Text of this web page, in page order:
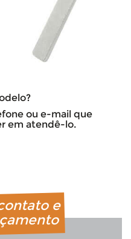
ou e-mail que
em atendê-lo.
e